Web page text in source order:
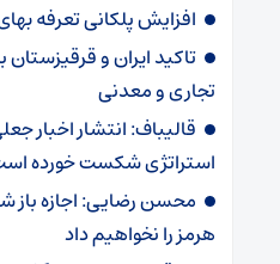
افزایش پلکانی تعرفه
تاکید ایران و
تجاری و معدنی
قالیباف: انتشار اخبار
استراتژی شکست خورده
محسن رضایی: اجازه باز
هرمز را نخواهیم داد